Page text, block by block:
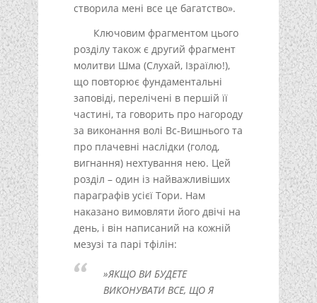
створила мені все це багатство».
Ключовим фрагментом цього
розділу також є другий фрагмент
молитви Шма (Слухай, Ізраїлю!),
що повторює фундаментальні
заповіді, перелічені в першій її
частині, та говорить про нагороду
за виконання волі Вс-Вишнього та
про плачевні наслідки (голод,
вигнання) нехтування нею. Цей
розділ – один із найважливіших
параграфів усієї Тори. Нам
наказано вимовляти його двічі на
день, і він написаний на кожній
мезузі та парі тфілін:
»ЯКЩО ВИ БУДЕТЕ
ВИКОНУВАТИ ВСЕ, ЩО Я